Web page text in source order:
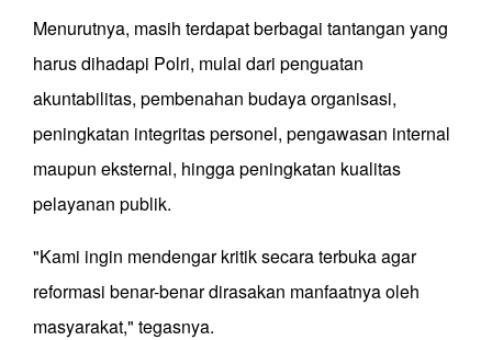
Menurutnya, masih terdapat berbagai tantangan yang
harus dihadapi Polri, mulai dari penguatan
akuntabilitas, pembenahan budaya organisasi,
peningkatan integritas personel, pengawasan internal
maupun eksternal, hingga peningkatan kualitas
pelayanan publik.
"Kami ingin mendengar kritik secara terbuka agar
reformasi benar-benar dirasakan manfaatnya oleh
masyarakat," tegasnya.